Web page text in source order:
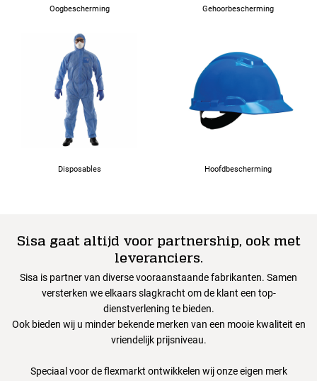
Oogbescherming Gehoorbescherming
Disposables Hoofdbescherming
Sisa gaat altijd voor partnership, ook met
leveranciers.
Sisa is partner van diverse vooraanstaande fabrikanten. Samen
versterken we elkaars slagkracht om de klant een top-
dienstverlening te bieden.
Ook bieden wij u minder bekende merken van een mooie kwaliteit en
vriendelijk prijsniveau.
Speciaal voor de flexmarkt ontwikkelen wij onze eigen merk